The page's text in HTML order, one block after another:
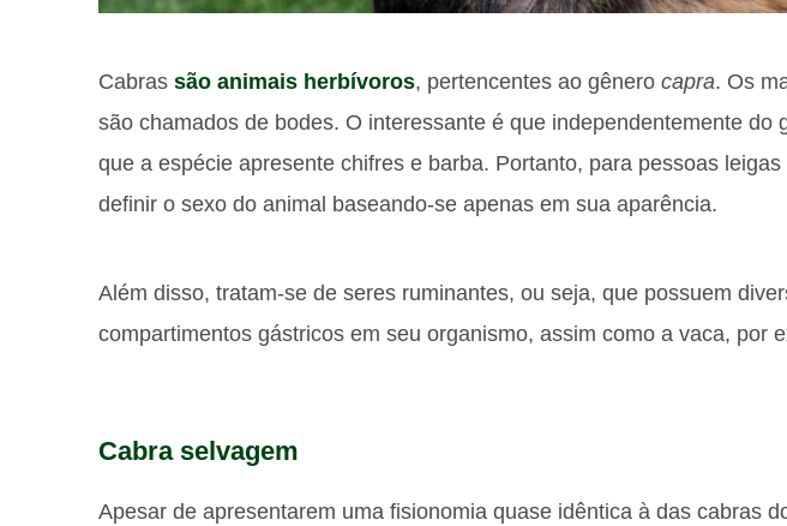
Cabras são animais herbívoros, pertencentes ao gênero capra. Os
são chamados de bodes. O interessante é que independentemente do
que a espécie apresente chifres e barba. Portanto, para pessoas leigas
definir o sexo do animal baseando-se apenas em sua aparência.
Além disso, tratam-se de seres ruminantes, ou seja, que possuem
compartimentos gástricos em seu organismo, assim como a vaca, por
Cabra selvagem
Apesar de apresentarem uma fisionomia quase idêntica à das cabras